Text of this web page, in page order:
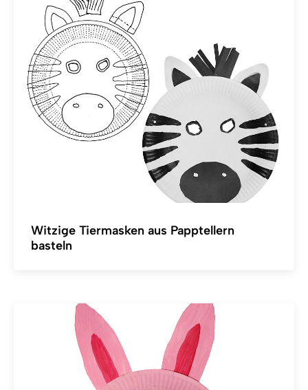
Witzige Tiermasken aus Papptellern
basteln